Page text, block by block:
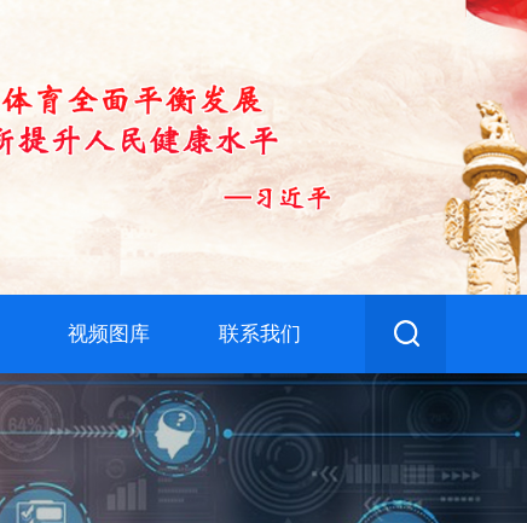
视频图库 联系我们